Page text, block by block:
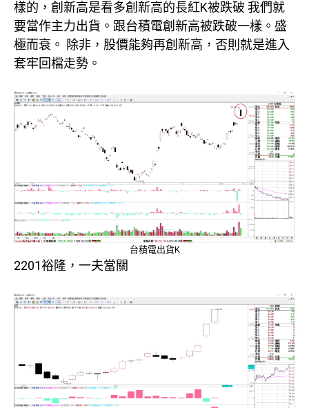
樣的，創新高是看多創新高的長紅K被跌破 我們就
要當作主力出貨。跟台積電創新高被跌破一樣。盛
極而衰。 除非，股價能夠再創新高，否則就是進入
套牢回檔走勢。
台積電出貨K
2201裕隆，一夫當關